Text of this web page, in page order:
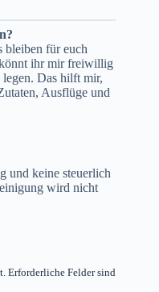
bleiben für euch
ihr mir freiwillig
Das hilft mir,
Ausflüge und
und keine steuerlich
wird nicht
Erforderliche Felder sind